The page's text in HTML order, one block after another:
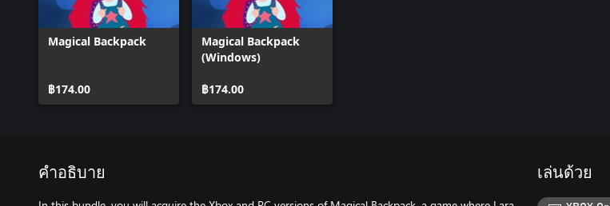
Magical Backpack
฿174.00
Magical Backpack
(Windows)
฿174.00
คำอธิบาย เล่นด้วย